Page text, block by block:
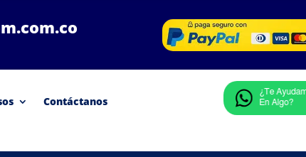
Contáctanos